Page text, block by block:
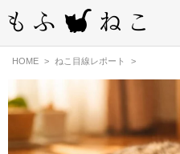
HOME ねこ目線レポート